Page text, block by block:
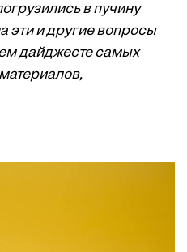
в пучину
эти и другие вопросы
дайджесте самых